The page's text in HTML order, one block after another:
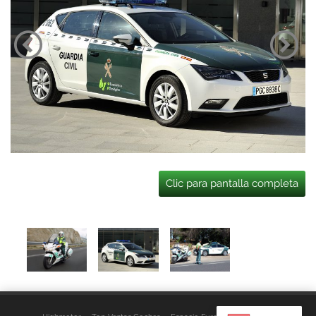
Clic para pantalla completa